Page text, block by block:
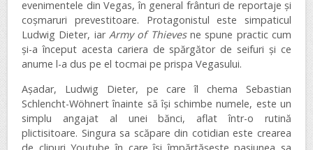
evenimentele din Vegas, în general frânturi de reportaje și
coșmaruri prevestitoare. Protagonistul este simpaticul
Ludwig Dieter, iar Army of Thievesne spune practic cum
și-a început acesta cariera de spărgător de seifuri și ce
anume l-a dus pe el tocmai pe prispa Vegasului.
Așadar, Ludwig Dieter, pe care îl chema Sebastian
Schlencht-Wöhnert înainte să își schimbe numele, este un
simplu angajat al unei bănci, aflat într-o rutină
plictisitoare. Singura sa scăpare din cotidian este crearea
de clipuri Youtube în care își împărtășește pasiunea sa